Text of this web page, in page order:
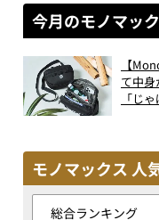
今月のモノマッ
【
て中
「じ
モノマックス 人